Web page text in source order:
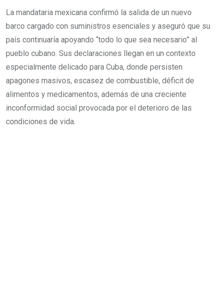
La mandataria mexicana confirmó la salida de un nuevo
barco cargado con suministros esenciales y aseguró que su
país continuaría apoyando “todo lo que sea necesario” al
pueblo cubano. Sus declaraciones llegan en un contexto
especialmente delicado para Cuba, donde persisten
apagones masivos, escasez de combustible, déficit de
alimentos y medicamentos, además de una creciente
inconformidad social provocada por el deterioro de las
condiciones de vida.